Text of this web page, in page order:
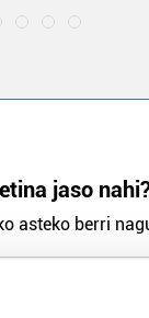
jaso
asteko berri